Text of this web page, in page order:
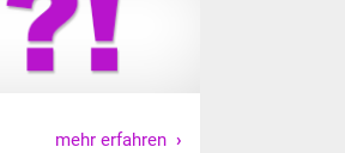
mehr erfahren